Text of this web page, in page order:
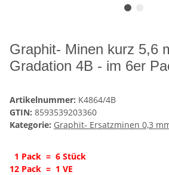
Graphit- Minen kurz 5,6
Gradation 4B - im 6er
Artikelnummer: K4864/4B
GTIN: 8593539203360
Kategorie: Graphit- Ersatzminen 0,3
1 Pack = 6 Stück
12 Pack = 1 VE